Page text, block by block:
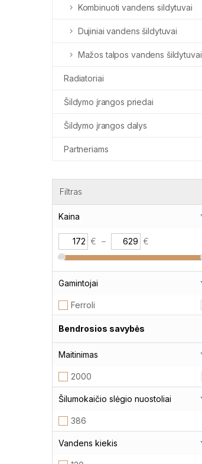
Kombinuoti vandens sildytuvai
Dujiniai vandens šildytuvai
Mažos talpos vandens šildytuvai
Radiatoriai
Šildymo įrangos priedai
Šildymo įrangos dalys
Partneriams
Filtras
Kaina
€ – €
Gamintojai
Ferroli
Bendrosios savybės
Maitinimas
2000
Šilumokaičio slėgio nuostoliai
386
Vandens kiekis